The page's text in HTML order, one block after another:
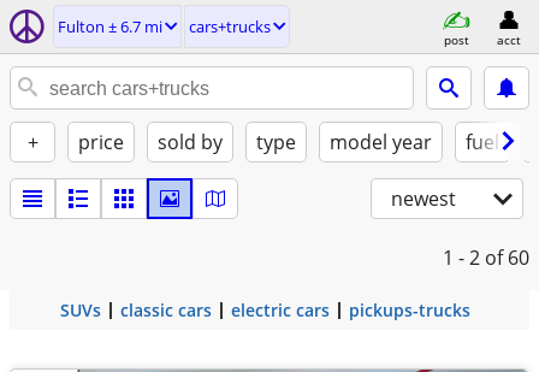
Fulton ± 6.7 mi cars+trucks
post acct
+ price sold by type model year fuel
newest
1 - 2 of 60
SUVs classic cars electric cars pickups-trucks